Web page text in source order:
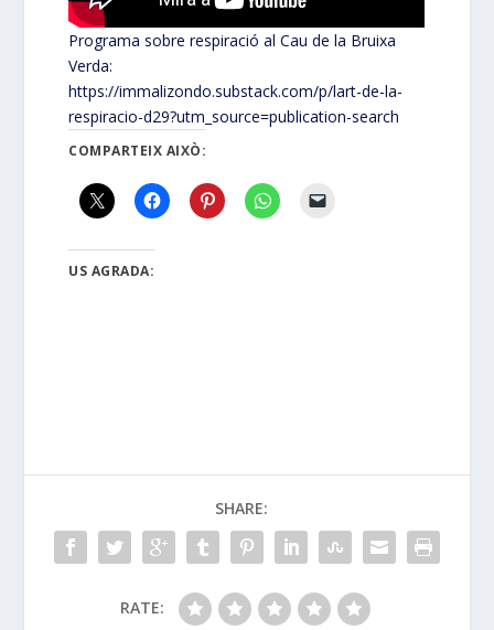
Programa sobre respiració al Cau de la Bruixa
Verda:
https://immalizondo.substack.com/p/lart-de-la-
respiracio-d29?utm_source=publication-search
COMPARTEIX AIXÒ:
US AGRADA:
SHARE:
RATE: